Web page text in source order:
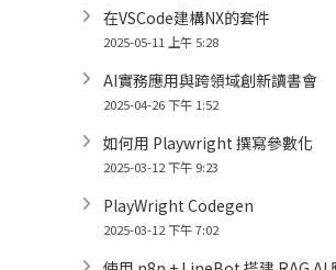
在VSCode建構NX的套件
2025-05-11 上午 5:28
AI實務應用與跨領域創新讀書會
2025-04-26 下午 1:52
如何用 Playwright 撰寫參數化
2025-03-12 下午 9:23
PlayWright Codegen
2025-03-12 下午 7:02